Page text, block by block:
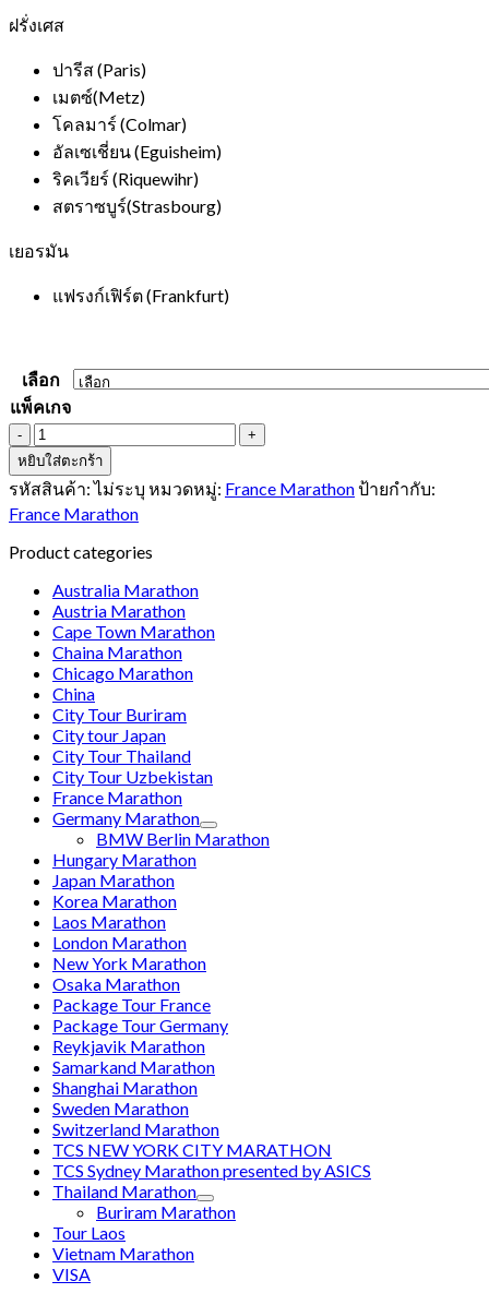
ฝรั่งเศส
ปารีส (Paris)
เมตซ์(Metz)
โคลมาร์ (Colmar)
อัลเซเชี่ยน (Eguisheim)
ริคเวียร์ (Riquewihr)
สตราซบูร์(Strasbourg)
เยอรมัน
แฟรงก์เฟิร์ต (Frankfurt)
เลือก
แพ็คเกจ
จำนวน
Paris
Marathon
ชิ้น
หยิบใส่ตะกร้า
รหัสสินค้า:ไม่ระบุ หมวดหมู่: France Marathonป้ายกำกับ:
France Marathon
Product categories
Australia Marathon
Austria Marathon
Cape Town Marathon
Chaina Marathon
Chicago Marathon
China
City Tour Buriram
City tour Japan
City Tour Thailand
City Tour Uzbekistan
France Marathon
Germany Marathon
BMW Berlin Marathon
Hungary Marathon
Japan Marathon
Korea Marathon
Laos Marathon
London Marathon
New York Marathon
Osaka Marathon
Package Tour France
Package Tour Germany
Reykjavik Marathon
Samarkand Marathon
Shanghai Marathon
Sweden Marathon
Switzerland Marathon
TCS NEW YORK CITY MARATHON
TCS Sydney Marathon presented by ASICS
Thailand Marathon
Buriram Marathon
Tour Laos
Vietnam Marathon
VISA